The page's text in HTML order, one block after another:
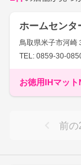
ホームセンタ
鳥取県米子市河崎
TEL: 0859-30-
お徳用IHマッ
前の